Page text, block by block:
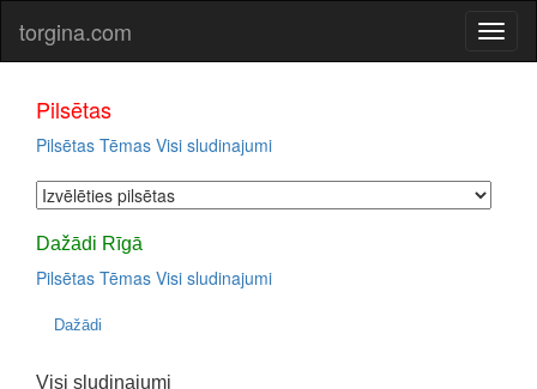
torgina.com
Pilsētas
Pilsētas Tēmas Visi sludinajumi
Dažādi Rīgā
Pilsētas Tēmas Visi sludinajumi
Dažādi
Visi sludinajumi